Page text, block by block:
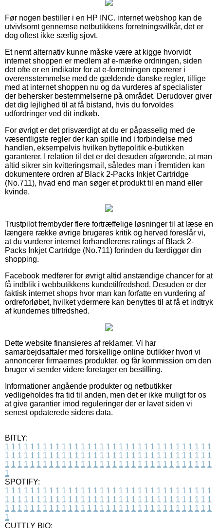
Før nogen bestiller i en HP INC. internet webshop kan de
utvivlsomt gennemse netbutikkens forretningsvilkår, det er
dog oftest ikke særlig sjovt.
Et nemt alternativ kunne måske være at kigge hvorvidt
internet shoppen er medlem af e-mærke ordningen, siden
det ofte er en indikator for at e-forretningen opererer i
overensstemmelse med de gældende danske regler, tillige
med at internet shoppen nu og da vurderes af specialister
der behersker bestemmelserne på området. Derudover giver
det dig lejlighed til at få bistand, hvis du forvoldes
udfordringer ved dit indkøb.
For øvrigt er det prisværdigt at du er påpasselig med de
væsentligste regler der kan spille ind i forbindelse med
handlen, eksempelvis hvilken byttepolitik e-butikken
garanterer. I relation til det er det desuden afgørende, at man
altid sikrer sin kvitteringsmail, således man i fremtiden kan
dokumentere ordren af Black 2-Packs Inkjet Cartridge
(No.711), hvad end man søger et produkt til en mand eller
kvinde.
Trustpilot frembyder flere fortræffelige løsninger til at læse en
længere række øvrige brugeres kritik og herved foreslår vi,
at du vurderer internet forhandlerens ratings af Black 2-
Packs Inkjet Cartridge (No.711) forinden du færdiggør din
shopping.
Facebook medfører for øvrigt altid anstændige chancer for at
få indblik i webbutikkens kundetilfredshed. Desuden er der
faktisk internet shops hvor man kan forfatte en vurdering af
ordreforløbet, hvilket ydermere kan benyttes til at få et indtryk
af kundernes tilfredshed.
Dette website finansieres af reklamer. Vi har
samarbejdsaftaler med forskellige online butikker hvori vi
annoncerer firmaernes produkter, og får kommission om den
bruger vi sender videre foretager en bestilling.
Informationer angående produkter og netbutikker
vedligeholdes fra tid til anden, men det er ikke muligt for os
at give garantier imod reguleringer der er lavet siden vi
senest opdaterede sidens data.
BITLY:
1 1 1 1 1 1 1 1 1 1 1 1 1 1 1 1 1 1 1 1 1 1 1 1 1 1 1 1 1 1 1 1 1
1 1 1 1 1 1 1 1 1 1 1 1 1 1 1 1 1 1 1 1 1 1 1 1 1 1 1 1 1 1 1 1 1
1 1 1 1 1 1 1 1 1 1 1 1 1 1 1 1 1 1 1 1 1 1 1 1 1 1 1 1 1 1 1 1 1
1
SPOTIFY:
1 1 1 1 1 1 1 1 1 1 1 1 1 1 1 1 1 1 1 1 1 1 1 1 1 1 1 1 1 1 1 1 1
1 1 1 1 1 1 1 1 1 1 1 1 1 1 1 1 1 1 1 1 1 1 1 1 1 1 1 1 1 1 1 1 1
1 1 1 1 1 1 1 1 1 1 1 1 1 1 1 1 1 1 1 1 1 1 1 1 1 1 1 1 1 1 1 1 1
1
CUTTLY BIO: